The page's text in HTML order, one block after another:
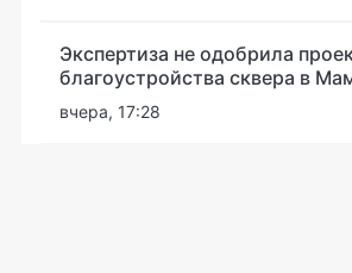
Экспертиза не одобрила
благоустройства сквера в
вчера, 17:28